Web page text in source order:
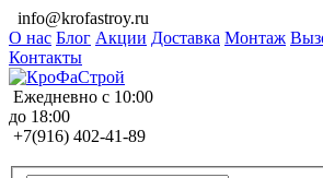
info@krofastroy.ru
О нас Блог Акции Доставка Монтаж
Контакты
Ежедневно с 10:00
до 18:00
+7(916) 402-41-89